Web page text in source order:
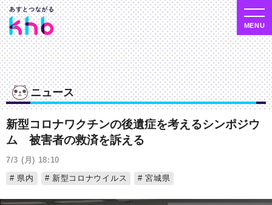
ニュース
新型コロナワクチンの後遺症を考えるシンポジウ
ム 被害者の救済を訴える
7/3 (月) 18:10
県内
新型コロナウイルス 宮城県